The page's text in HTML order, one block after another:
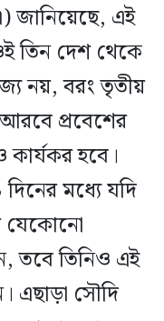
জানিয়েছে, এই
তিন দেশ থেকে
নয়, বরং তৃতীয়
প্রবেশের
কার্যকর হবে।
মধ্যে যদি
যেকোনো
তবে তিনিও এই
এছাড়া সৌদি